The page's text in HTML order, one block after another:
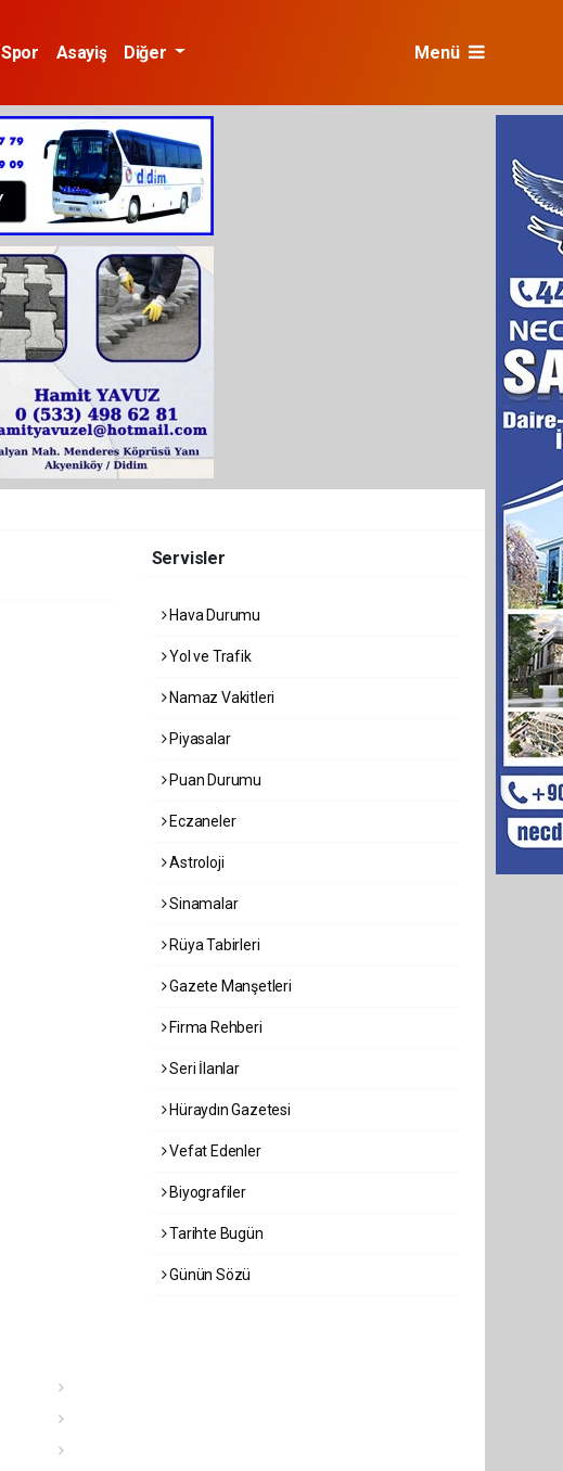
Spor Asayiş Diğer Menü
Servisler
Hava Durumu
Yol ve Trafik
Namaz Vakitleri
Piyasalar
Puan Durumu
Eczaneler
Astroloji
Sinamalar
Rüya Tabirleri
Gazete Manşetleri
Firma Rehberi
Seri İlanlar
Hüraydın Gazetesi
Vefat Edenler
Biyografiler
Tarihte Bugün
Günün Sözü